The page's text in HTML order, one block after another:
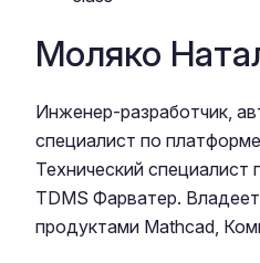
Моляко
Инженер-разработчик,
специалист по
Технический специалист
TDMS Фарватер.
продуктами Mathcad,